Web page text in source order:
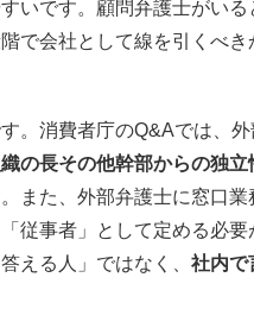
いです。顧問弁護士がいる
で会社として線を引くべき
。消費者庁のQ&Aでは、
の長その他幹部からの独立
また、外部弁護士に窓口業
従事者」として定める必要
える人」ではなく、 社内で